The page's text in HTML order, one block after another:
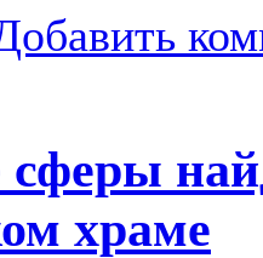
сферы
храме